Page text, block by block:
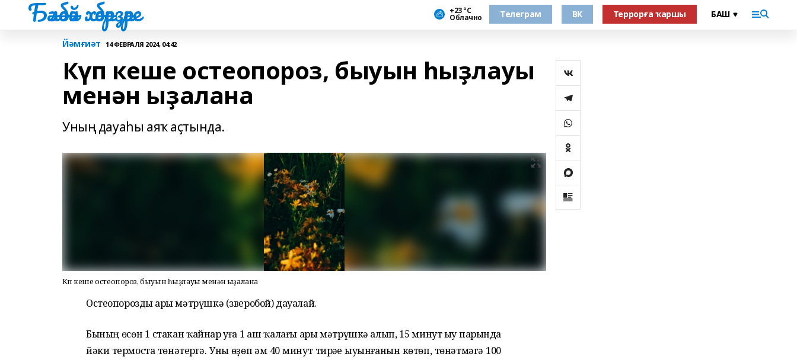
Бәләбәй хәбәрҙәре +23 °С
Облачно Телеграм ВК Террорға ҡаршы
Йәмғиәт 14 ФЕВРАЛЯ 2024, 04:42
Күп кеше остеопороз, быуын һыҙлауы
менән ыҙалана
Уның дауаһы аяҡ аҫтында.
Күп кеше остеопороз, быуын һыҙлауы менән ыҙалана
Остеопорозды һары мәтрүшкә (зверобой) дауалай.
Бының өсөн 1 стакан ҡайнар һуға 1 аш ҡалағы һары мәтрүшкә һалып, 15 минут һыу парында
йәки термоста төнәтергә. Уны һөҙөп һәм 40 минут тирәһе һыуынғанын көтөп, төнәтмәгә 100